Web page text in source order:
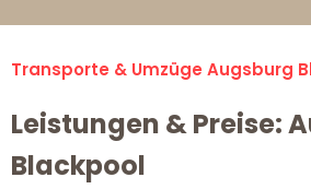
Transporte & Umzüge Augsburg
Leistungen & Preise:
Blackpool